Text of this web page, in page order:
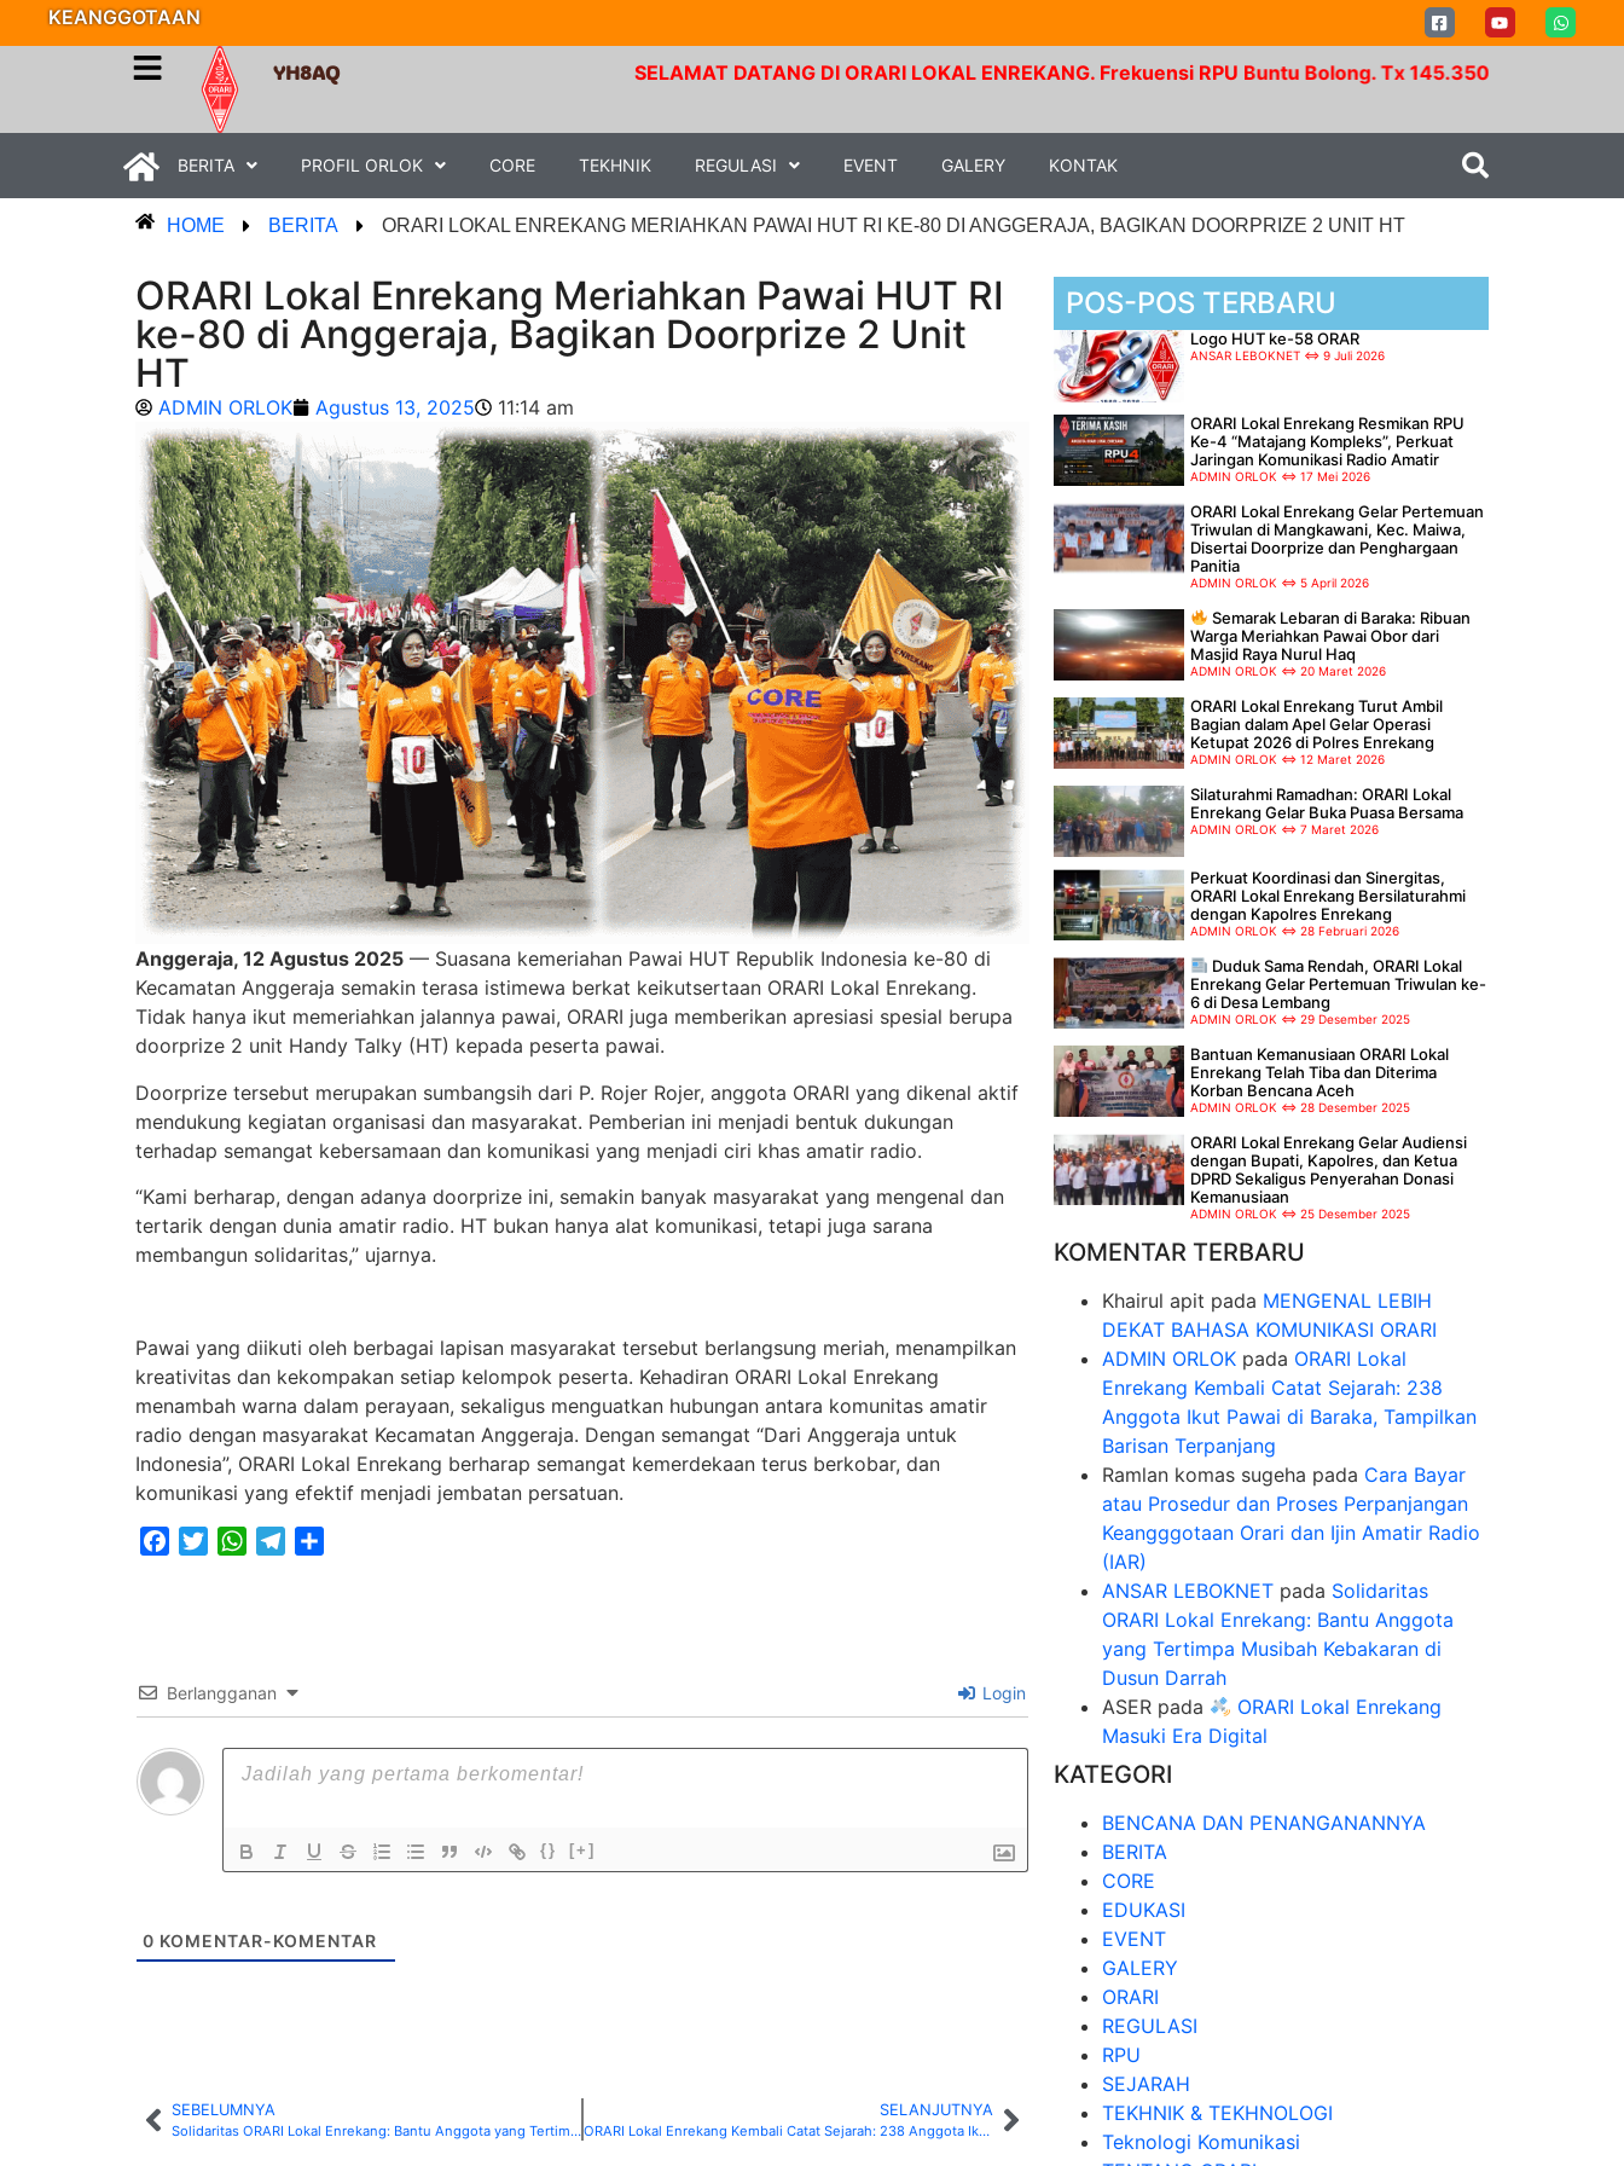
KEANGGOTAAN
YH8AQ SELAMAT DATANG DI ORARI LOKAL ENREKANG. Frekuensi RPU Buntu Bolong. Tx 145.350 Mhz - Rx
BERITA PROFIL ORLOK CORE TEKHNIK REGULASI EVENT GALERY KONTAK
HOME BERITA ORARI LOKAL ENREKANG MERIAHKAN PAWAI HUT RI KE-80 DI ANGGERAJA, BAGIKAN DOORPRIZE 2 UNIT HT
ORARI Lokal Enrekang Meriahkan Pawai HUT RI
ke-80 di Anggeraja, Bagikan Doorprize 2 Unit
HT
ADMIN ORLOK Agustus 13, 2025 11:14 am
Anggeraja, 12 Agustus 2025 — Suasana kemeriahan Pawai HUT Republik Indonesia ke-80 di
Kecamatan Anggeraja semakin terasa istimewa berkat keikutsertaan ORARI Lokal Enrekang.
Tidak hanya ikut memeriahkan jalannya pawai, ORARI juga memberikan apresiasi spesial berupa
doorprize 2 unit Handy Talky (HT) kepada peserta pawai.
Doorprize tersebut merupakan sumbangsih dari P. Rojer Rojer, anggota ORARI yang dikenal aktif
mendukung kegiatan organisasi dan masyarakat. Pemberian ini menjadi bentuk dukungan
terhadap semangat kebersamaan dan komunikasi yang menjadi ciri khas amatir radio.
“Kami berharap, dengan adanya doorprize ini, semakin banyak masyarakat yang mengenal dan
tertarik dengan dunia amatir radio. HT bukan hanya alat komunikasi, tetapi juga sarana
membangun solidaritas,” ujarnya.
Pawai yang diikuti oleh berbagai lapisan masyarakat tersebut berlangsung meriah, menampilkan
kreativitas dan kekompakan setiap kelompok peserta. Kehadiran ORARI Lokal Enrekang
menambah warna dalam perayaan, sekaligus menguatkan hubungan antara komunitas amatir
radio dengan masyarakat Kecamatan Anggeraja. Dengan semangat “Dari Anggeraja untuk
Indonesia”, ORARI Lokal Enrekang berharap semangat kemerdekaan terus berkobar, dan
komunikasi yang efektif menjadi jembatan persatuan.
FacebookTwitterWhatsAppTelegram
Berlangganan Login
{} [+]
0 KOMENTAR-KOMENTAR
SEBELUMNYA
Solidaritas ORARI Lokal Enrekang: Bantu Anggota yang Tertimpa Musibah Kebakaran di Dusun Darrah
SELANJUTNYA
ORARI Lokal Enrekang Kembali Catat Sejarah: 238 Anggota Ikut Pawai di Baraka, Tampilkan Barisan Terpanjang
POS-POS TERBARU
Logo HUT ke-58 ORAR
ANSAR LEBOKNET 9 Juli 2026
ORARI Lokal Enrekang Resmikan RPU
Ke-4 “Matajang Kompleks”, Perkuat
Jaringan Komunikasi Radio Amatir
ADMIN ORLOK 17 Mei 2026
ORARI Lokal Enrekang Gelar Pertemuan
Triwulan di Mangkawani, Kec. Maiwa,
Disertai Doorprize dan Penghargaan
Panitia
ADMIN ORLOK 5 April 2026
Semarak Lebaran di Baraka: Ribuan
Warga Meriahkan Pawai Obor dari
Masjid Raya Nurul Haq
ADMIN ORLOK 20 Maret 2026
ORARI Lokal Enrekang Turut Ambil
Bagian dalam Apel Gelar Operasi
Ketupat 2026 di Polres Enrekang
ADMIN ORLOK 12 Maret 2026
Silaturahmi Ramadhan: ORARI Lokal
Enrekang Gelar Buka Puasa Bersama
ADMIN ORLOK 7 Maret 2026
Perkuat Koordinasi dan Sinergitas,
ORARI Lokal Enrekang Bersilaturahmi
dengan Kapolres Enrekang
ADMIN ORLOK 28 Februari 2026
Duduk Sama Rendah, ORARI Lokal
Enrekang Gelar Pertemuan Triwulan ke-
6 di Desa Lembang
ADMIN ORLOK 29 Desember 2025
Bantuan Kemanusiaan ORARI Lokal
Enrekang Telah Tiba dan Diterima
Korban Bencana Aceh
ADMIN ORLOK 28 Desember 2025
ORARI Lokal Enrekang Gelar Audiensi
dengan Bupati, Kapolres, dan Ketua
DPRD Sekaligus Penyerahan Donasi
Kemanusiaan
ADMIN ORLOK 25 Desember 2025
KOMENTAR TERBARU
Khairul apit pada MENGENAL LEBIH
DEKAT BAHASA KOMUNIKASI ORARI
ADMIN ORLOK pada ORARI Lokal
Enrekang Kembali Catat Sejarah: 238
Anggota Ikut Pawai di Baraka, Tampilkan
Barisan Terpanjang
Ramlan komas sugeha pada Cara Bayar
atau Prosedur dan Proses Perpanjangan
Keangggotaan Orari dan Ijin Amatir Radio
(IAR)
ANSAR LEBOKNET pada Solidaritas
ORARI Lokal Enrekang: Bantu Anggota
yang Tertimpa Musibah Kebakaran di
Dusun Darrah
ASER pada
ORARI Lokal Enrekang
Masuki Era Digital
KATEGORI
BENCANA DAN PENANGANANNYA
BERITA
CORE
EDUKASI
EVENT
GALERY
ORARI
REGULASI
RPU
SEJARAH
TEKHNIK & TEKHNOLOGI
Teknologi Komunikasi